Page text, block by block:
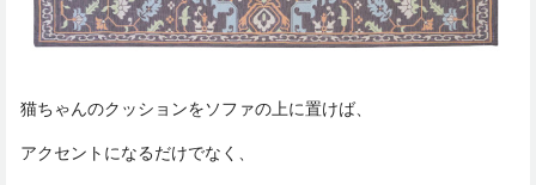
猫ちゃんのクッションをソファの上に置けば、
アクセントになるだけでなく、